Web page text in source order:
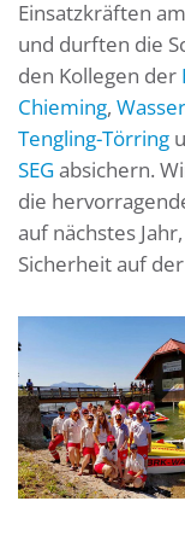
Einsatzkräften am
und durften die
den Kollegen der
Chieming,
Tengling-Törring
SEGabsichern.
die
auf nächstes
Sicherheit auf